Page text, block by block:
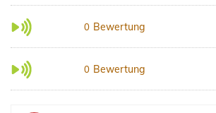
0 Bewertung
0 Bewertung